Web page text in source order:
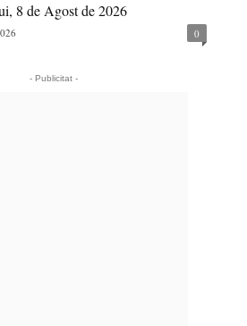
8 de Agost de 2026
0
- Publicitat -